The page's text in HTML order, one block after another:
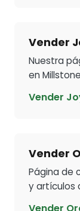
Vender
Nuestra
en
Vender
Vender
Página de
y artículos